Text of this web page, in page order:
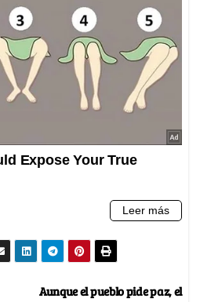
Aunque el pueblo pide paz, el